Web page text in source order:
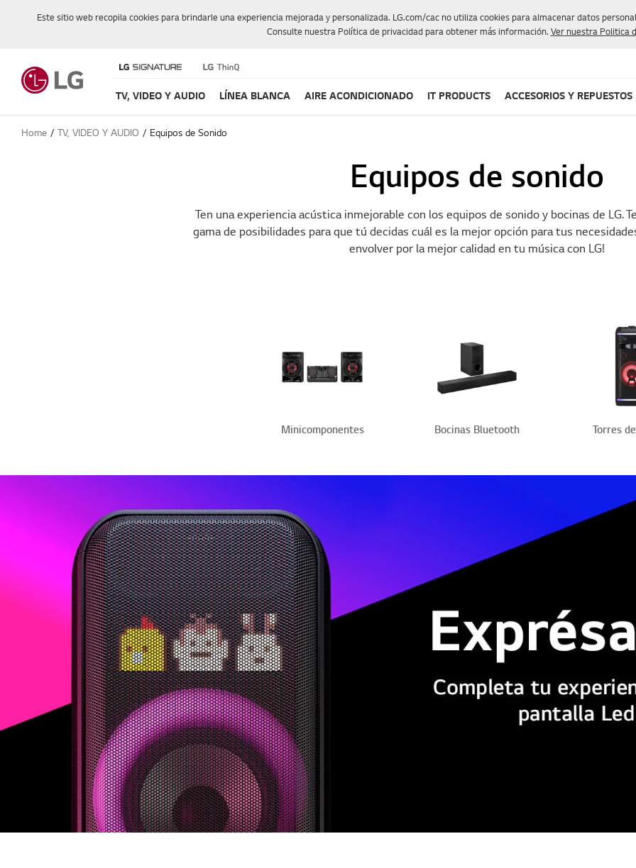
Este sitio web recopila cookies para brindarle una experiencia mejorada y personalizada. LG.com/cac no utiliza cookies para almacenar datos
Consulte nuestra Política de privacidad para obtener más información. Ver nuestra Politica
TV, VIDEO Y AUDIO LÍNEA BLANCA AIRE ACONDICIONADO IT PRODUCTS ACCESORIOS Y REPUESTOS
Home TV, VIDEO Y AUDIO Equipos de Sonido
Equipos de sonido
Ten una experiencia acústica inmejorable con los equipos de sonido y bocinas de LG.
gama de posibilidades para que tú decidas cuál es la mejor opción para tus
envolver por la mejor calidad en tu música con LG!
Minicomponentes Bocinas Bluetooth Torres